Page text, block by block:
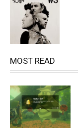
MOST READ